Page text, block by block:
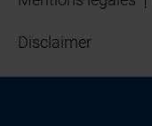
Disclaimer